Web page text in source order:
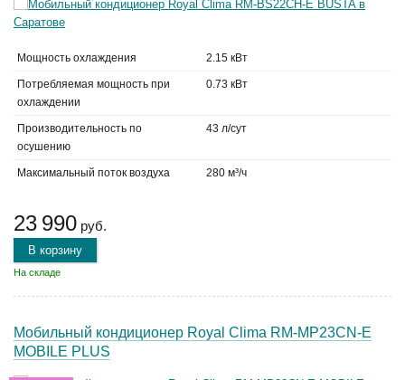
Мощность охлаждения 2.15 кВт
Потребляемая мощность при
охлаждении
0.73 кВт
Производительность по
осушению
43 л/сут
Максимальный поток воздуха 280 м³/ч
23 990 руб.
В корзину
На складе
Мобильный кондиционер Royal Clima RM-MP23CN-E
MOBILE PLUS